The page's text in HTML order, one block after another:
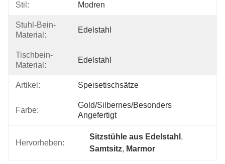
Stil: Modren
Stuhl-Bein-
Material:
Edelstahl
Tischbein-
Material:
Edelstahl
Artikel: Speisetischsätze
Farbe:
Gold/silbernes/besonders
Angefertigt
Hervorheben:
Sitzstühle aus Edelstahl ,
Samtsitz, Marmor